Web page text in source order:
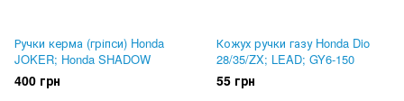
Ручки керма (гріпси) Honda
JOKER; Honda SHADOW
400 грн
Кожух ручки газу Honda Dio
28/35/ZX; LEAD; GY6-150
55 грн